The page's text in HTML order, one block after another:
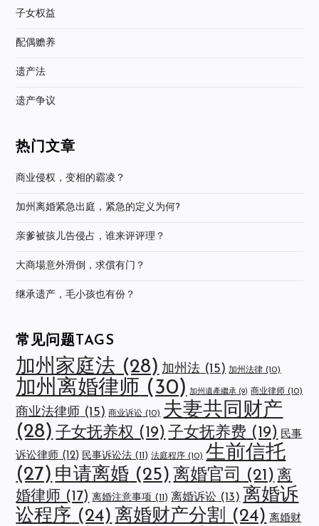
子女权益
配偶赡养
遗产法
遗产争议
热门文章
商业侵权，变相的霸凌？
加州离婚紧急出庭，紧急的定义为何?
亲爹被孩儿告侵占，谁来评评理？
大商場意外滑倒，求償有门？
继承遗产，毛小孩也有份？
常见问题TAGS
加州家庭法 (28) 加州法 (15) 加州法律 (10)
加州离婚律师 (30) 加州遺產繼承 (9) 商业律师 (10)
商业法律师 (15) 商业诉讼 (10) 夫妻共同财产
(28) 子女抚养权 (19) 子女抚养费 (19) 民事
诉讼律师 (12) 民事诉讼法 (11) 法庭程序 (10) 生前信托
(27) 申请离婚 (25) 离婚官司 (21) 离
婚律师 (17) 离婚注意事项 (11) 离婚诉讼 (13) 离婚诉
讼程序 (24) 离婚财产分割 (24) 离婚财